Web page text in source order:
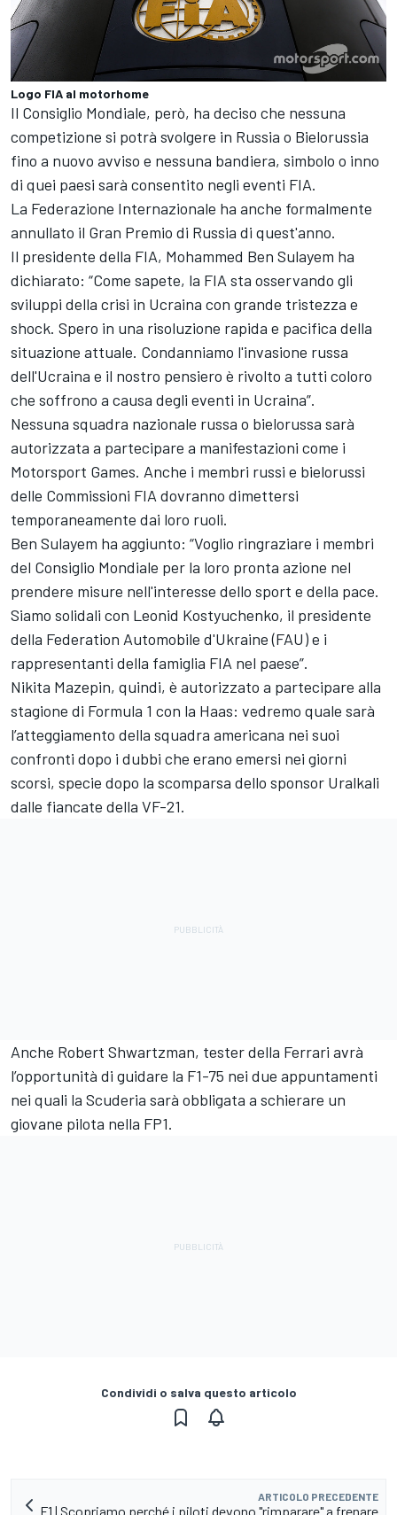
Logo FIA al motorhome
Il Consiglio Mondiale, però, ha deciso che nessuna
competizione si potrà svolgere in Russia o Bielorussia
fino a nuovo avviso e nessuna bandiera, simbolo o inno
di quei paesi sarà consentito negli eventi FIA.
La Federazione Internazionale ha anche formalmente
annullato il Gran Premio di Russia di quest'anno.
Il presidente della FIA, Mohammed Ben Sulayem ha
dichiarato: “Come sapete, la FIA sta osservando gli
sviluppi della crisi in Ucraina con grande tristezza e
shock. Spero in una risoluzione rapida e pacifica della
situazione attuale. Condanniamo l'invasione russa
dell'Ucraina e il nostro pensiero è rivolto a tutti coloro
che soffrono a causa degli eventi in Ucraina”.
Nessuna squadra nazionale russa o bielorussa sarà
autorizzata a partecipare a manifestazioni come i
Motorsport Games. Anche i membri russi e bielorussi
delle Commissioni FIA dovranno dimettersi
temporaneamente dai loro ruoli.
Ben Sulayem ha aggiunto: “Voglio ringraziare i membri
del Consiglio Mondiale per la loro pronta azione nel
prendere misure nell'interesse dello sport e della pace.
Siamo solidali con Leonid Kostyuchenko, il presidente
della Federation Automobile d'Ukraine (FAU) e i
rappresentanti della famiglia FIA nel paese”.
Nikita Mazepin, quindi, è autorizzato a partecipare alla
stagione di Formula 1 con la Haas: vedremo quale sarà
l’atteggiamento della squadra americana nei suoi
confronti dopo i dubbi che erano emersi nei giorni
scorsi, specie dopo la scomparsa dello sponsor Uralkali
dalle fiancate della VF-21.
Anche Robert Shwartzman, tester della Ferrari avrà
l’opportunità di guidare la F1-75 nei due appuntamenti
nei quali la Scuderia sarà obbligata a schierare un
giovane pilota nella FP1.
Condividi o salva questo articolo
ARTICOLO PRECEDENTE
F1 | Scopriamo perché i piloti devono "rimparare" a frenare